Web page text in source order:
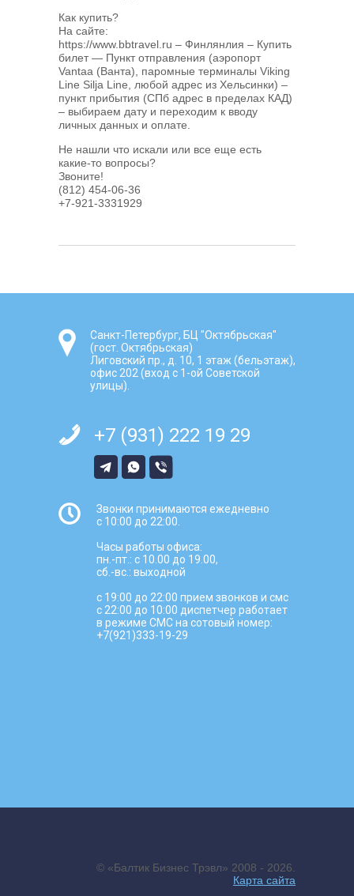
Как купить?
На сайте:
https://www.bbtravel.ru – Финлянлия – Купить
билет — Пункт отправления (аэропорт
Vantaa (Ванта), паромные терминалы Viking
Line Silja Line, любой адрес из Хельсинки) –
пункт прибытия (СПб адрес в пределах КАД)
– выбираем дату и переходим к вводу
личных данных и оплате.
Не нашли что искали или все еще есть
какие-то вопросы?
Звоните!
(812) 454-06-36
+7-921-3331929
Санкт-Петербург, БЦ "Октябрьская"
(гост. Октябрьская)
Лиговский пр., д. 10, 1 этаж (бельэтаж),
офис 202 (вход с 1-ой Советской
улицы).
+7 (931) 222 19 29
Звонки принимаются ежедневно
с 10:00 до 22:00.
Часы работы офиса:
пн.-пт.: с 10.00 до 19.00,
сб.-вс.: выходной
с 19:00 до 22:00 прием звонков и смс
с 22:00 до 10:00 диспетчер работает
в режиме СМС на сотовый номер:
+7(921)333-19-29
© «Балтик Бизнес Трэвл» 2008 - 2026.
Карта сайта